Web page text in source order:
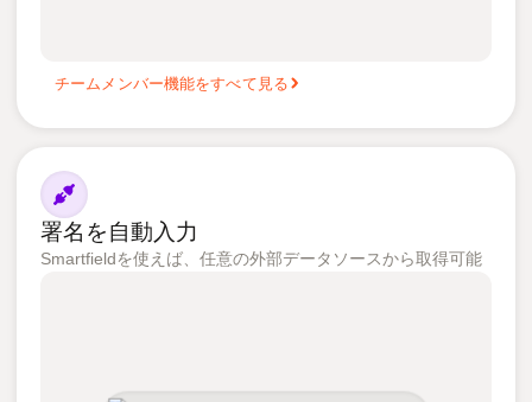
チームメンバー機能をすべて見る
署名を自動入力
Smartfieldを使えば、任意の外部データソースから取得可能